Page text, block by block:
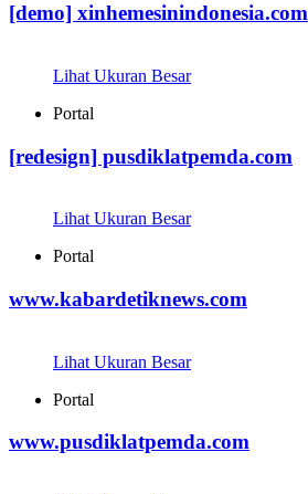
[demo] xinhemesinindonesia.com
Lihat Ukuran Besar
Portal
[redesign] pusdiklatpemda.com
Lihat Ukuran Besar
Portal
www.kabardetiknews.com
Lihat Ukuran Besar
Portal
www.pusdiklatpemda.com